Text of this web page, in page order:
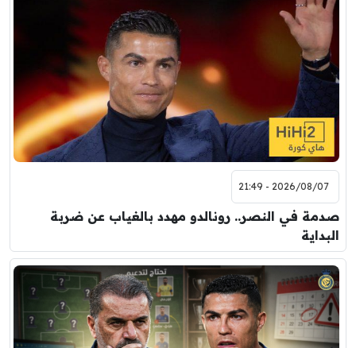
2026/08/07 - 21:49
صدمة في النصر.. رونالدو مهدد بالغياب عن ضربة
البداية